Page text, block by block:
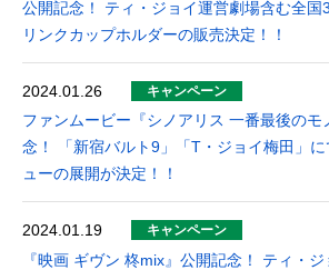
公開記念！ ティ・ジョイ運営劇場含む全国
リンクカップホルダーの販売決定！！
2024.01.26 キャンペーン
ファンムービー『シノアリス 一番最後のモ
念！ 「新宿バルト9」「T・ジョイ梅田」
ューの展開が決定！！
2024.01.19 キャンペーン
『映画 ギヴン 柊mix』公開記念！ ティ・